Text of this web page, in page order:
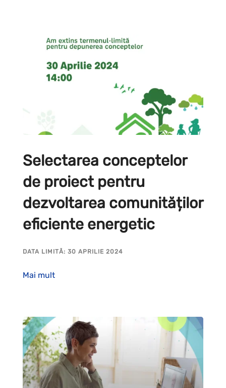
Selectarea conceptelor
de proiect pentru
dezvoltarea comunităților
eficiente energetic
DATA LIMITĂ: 30 APRILIE 2024
Mai mult